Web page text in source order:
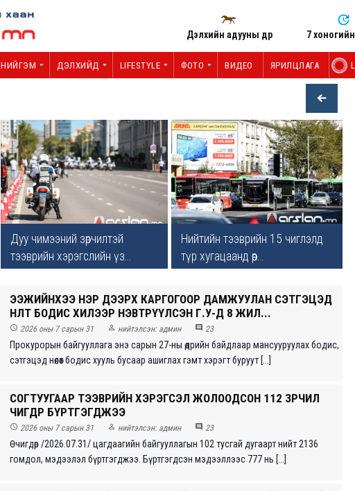
Дэлхийн адууны өдөр 7
НИЙГЭМ ДЭЛХИЙД LIFESTYLE ФОТО ВИДЕО ЯРИЛЦЛАГА
Дуу чимээний зөрчилтэй
тээврийн хэрэгслийн үз...
Нийтийн тээврийн 15 чиглэлд
түр хугацаанд өөр...
ЭЭЖИЙНХЭЭ НЭР ДЭЭРХ КАРГОГООР ДАМЖУУЛАН СЭТГЭЦЭД
НӨЛӨӨТ БОДИС ХИЛЭЭР НЭВТРҮҮЛСЭН Г.У-Д 8 ЖИЛ...
 2026 оны 7 сарын 31  нийтэлсэн: админ  23
Прокурорын байгууллага энэ сарын 27-ны өдрийн байдлаар мансууруулах бодис,
сэтгэцэд нөлөөт бодис хууль бусаар ашиглах гэмт хэрэгт буруут [...]
СОГТУУГААР ТЭЭВРИЙН ХЭРЭГСЭЛ ЖОЛООДСОН 112 ЗӨРЧИЛ
ӨЧИГДӨР БҮРТГЭГДЖЭЭ
 2026 оны 7 сарын 31  нийтэлсэн: админ  23
Өчигдөр /2026.07.31/ цагдаагийн байгууллагын 102 тусгай дугаарт нийт 2136
гомдол, мэдээлэл бүртгэгджээ. Бүртгэгдсэн мэдээллээс 777 нь [...]